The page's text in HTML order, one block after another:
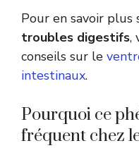
Pour en savoir plus
troubles digestifs,
conseils sur le
intestinaux.
Pourquoi ce
fréquent chez